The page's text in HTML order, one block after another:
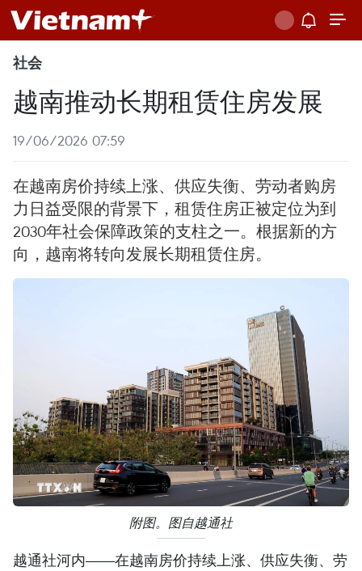
社会
越南推动长期租赁住房发展
19/06/2026 07:59
在越南房价持续上涨、供应失衡、劳动者购房
力日益受限的背景下，租赁住房正被定位为到
2030年社会保障政策的支柱之一。根据新的方
向，越南将转向发展长期租赁住房。
附图。图自越通社
越通社河内——在越南房价持续上涨、供应失衡、劳